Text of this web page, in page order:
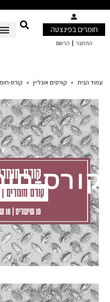
חומרים בפינצטה
התחבר | הרשם
עמוד הבית » קורסים אונליין » קורס-
קורס-